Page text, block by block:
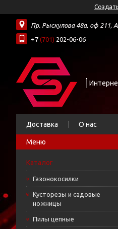
Пр. Рыскулова 48а, оф 211,
+7 (701) 202-06-06
Доставка О нас
Каталог
Газонокосилки
Кусторезы и садовые
ножницы
Пилы цепные